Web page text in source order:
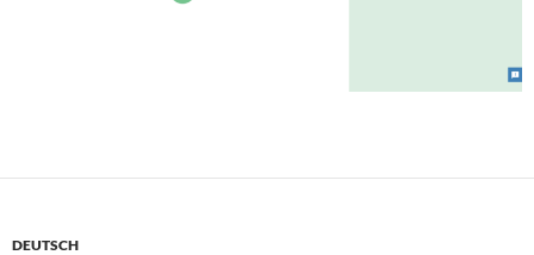
DEUTSCH